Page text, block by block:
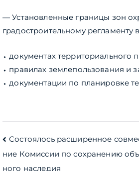
— Установленные границы зон
градостроительному регламенту
⬩ документах территориального
⬩ правилах землепользования и
⬩ документации по планировке
Навигация
по
Состоялось расширенное
ние Комиссии по сохранению
ного наследия